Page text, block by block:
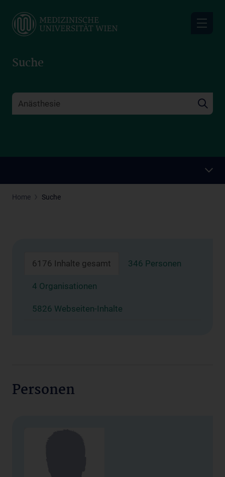
main
Suche
Home Suche
6176 Inhalte gesamt 346 Personen
4 Organisationen
5826 Webseiten-Inhalte
Personen